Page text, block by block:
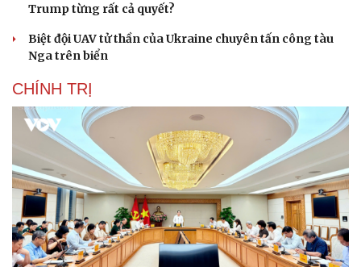
Trump từng rất cả quyết?
Biệt đội UAV tử thần của Ukraine chuyên tấn công tàu
Nga trên biển
CHÍNH TRỊ